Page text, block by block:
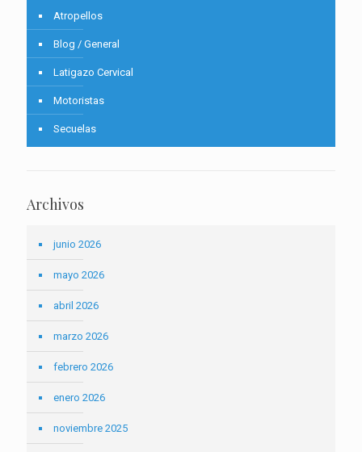
Atropellos
Blog / General
Latigazo Cervical
Motoristas
Secuelas
Archivos
junio 2026
mayo 2026
abril 2026
marzo 2026
febrero 2026
enero 2026
noviembre 2025